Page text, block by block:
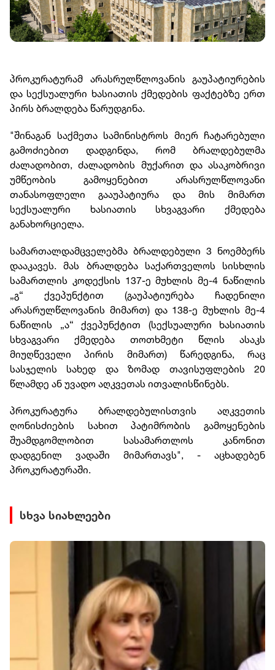
პროკურატურამ არასრულწლოვანის გაუპატიურების
და სექსუალური ხასიათის ქმედების ფაქტებზე ერთ
პირს ბრალდება წარუდგინა.
"შინაგან საქმეთა სამინისტროს მიერ ჩატარებული
გამოძიებით დადგინდა, რომ ბრალდებულმა
ძალადობით, ძალადობის მუქარით და ასაკობრივი
უმწეობის გამოყენებით არასრულწლოვანი
თანასოფლელი გააუპატიურა და მის მიმართ
სექსუალური ხასიათის სხვაგვარი ქმედება
განახორციელა.
სამართალდამცველებმა ბრალდებული 3 ნოემბერს
დააკავეს. მას ბრალდება საქართველოს სისხლის
სამართლის კოდექსის 137-ე მუხლის მე-4 ნაწილის
„გ“ ქვეპუნქტით (გაუპატიურება ჩადენილი
არასრულწლოვანის მიმართ) და 138-ე მუხლის მე-4
ნაწილის „ა“ ქვეპუნქტით (სექსუალური ხასიათის
სხვაგვარი ქმედება თოთხმეტი წლის ასაკს
მიუღწეველი პირის მიმართ) წარედგინა, რაც
სასჯელის სახედ და ზომად თავისუფლების 20
წლამდე ან უვადო აღკვეთას ითვალისწინებს.
პროკურატურა ბრალდებულისთვის აღკვეთის
ღონისძიების სახით პატიმრობის გამოყენების
შუამდგომლობით სასამართლოს კანონით
დადგენილ ვადაში მიმართავს", - აცხადებენ
პროკურატურაში.
სხვა სიახლეები